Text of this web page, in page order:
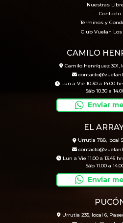
Nuestras
Contacto
Términos y
Club Vuelan
CAMILO
Camilo Henríquez 301,
Lun a Vie 10.30 a 14.00
Sáb 10.30 a
Enviar
EL
Urrutia 788, local
Lun a Vie 11.00 a 13.45
Sáb 11.00 a
Enviar
Urrutia 235, local 6,